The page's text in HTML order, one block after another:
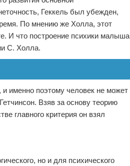
Геккель был убежден,
По мнению же Холла, этот
И что построение психики малыша
С. Холла.
и именно поэтому человек не может
Взяв за основу теорию
главного критерия он взял
но и для психического